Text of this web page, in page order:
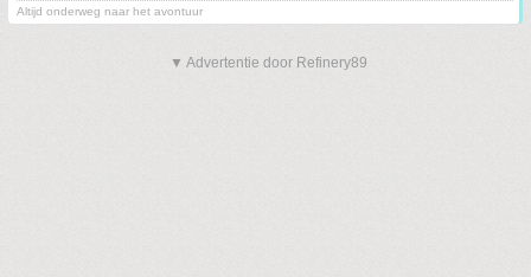
Altijd onderweg naar het avontuur
▼ Advertentie door Refinery89